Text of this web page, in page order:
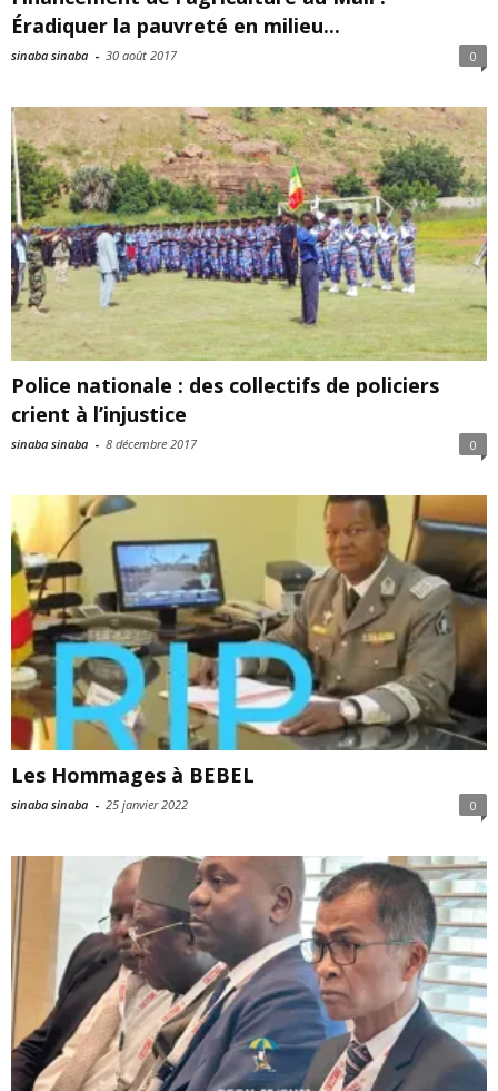
Éradiquer la pauvreté en milieu...
sinaba sinaba - 30 août 2017 0
Police nationale : des collectifs de policiers
crient à l’injustice
sinaba sinaba - 8 décembre 2017 0
Les Hommages à BEBEL
sinaba sinaba - 25 janvier 2022 0